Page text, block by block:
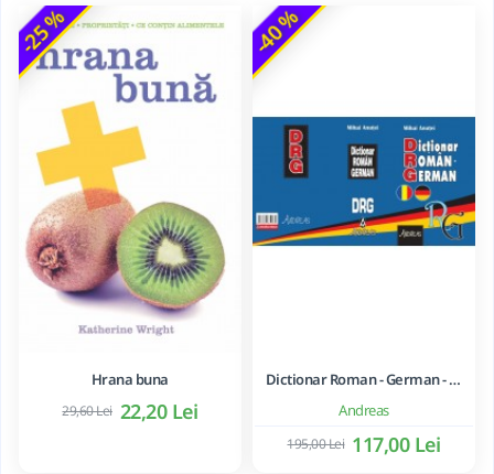
-25 %
Hrana buna
22,20 Lei
29,60 Lei
-40 %
Andreas
Dictionar Roman - German - Mihai Anutei
117,00 Lei
195,00 Lei